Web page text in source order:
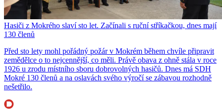
Hasiči z Mokrého slaví sto let. Začínali s ruční stříkačkou, dnes mají
130 členů
Před sto lety mohl pořádný požár v Mokrém během chvíle připravit
zemědělce o to nejcennější, co měli. Právě obava z ohně stála v roce
1926 u zrodu místního sboru dobrovolných hasičů. Dnes má SDH
Mokré 130 členů a na oslavách svého výročí se zábavou rozhodně
nešetřilo.